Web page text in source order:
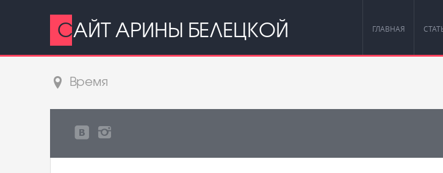
САЙТ АРИНЫ БЕЛЕЦКОЙ ГЛАВНАЯ
Время